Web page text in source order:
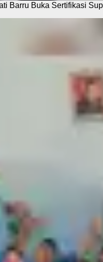
Barru Buka Sertifikasi